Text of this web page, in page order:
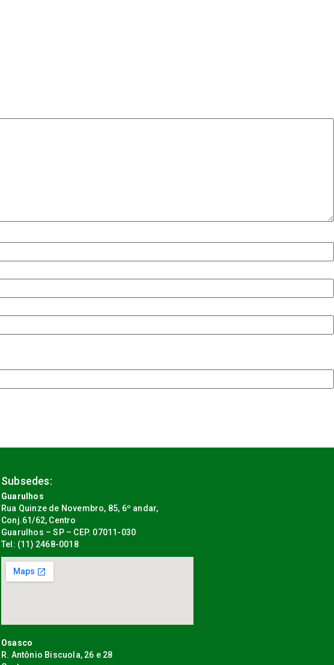
Subsedes:
Guarulhos
Rua Quinze de Novembro, 85, 6º andar,
Conj.61/62, Centro
Guarulhos – SP – CEP. 07011-030
Tel: (11) 2468-0018
Osasco
R. Antônio Biscuola, 26 e 28